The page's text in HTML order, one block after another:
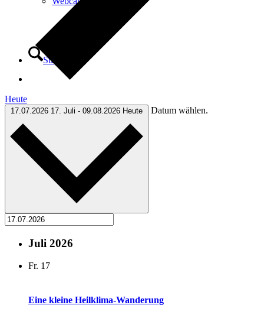
Suche
Heute
17.07.2026 17. Juli - 09.08.2026 Heute Datum wählen.
Juli 2026
Fr. 17
Eine kleine Heilklima-Wanderung